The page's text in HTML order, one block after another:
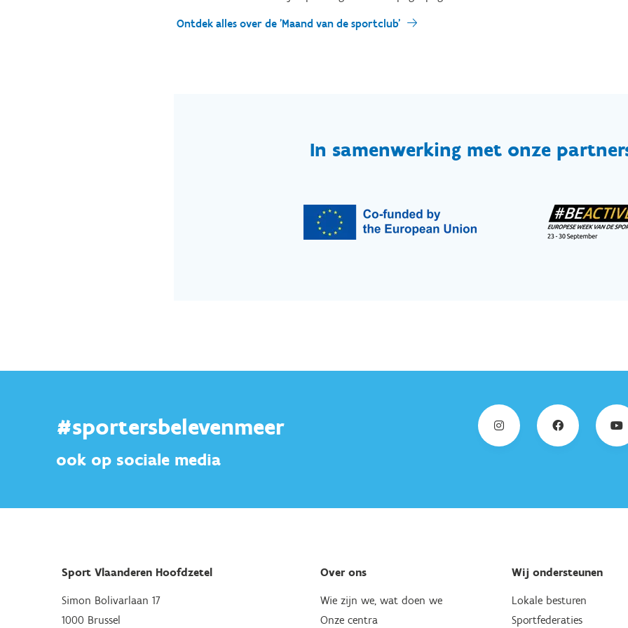
Ontdek alles over de 'Maand van de sportclub'
In samenwerking met onze
#sportersbelevenmeer
ook op sociale media
Sport Vlaanderen Hoofdzetel
Simon Bolivarlaan 17
1000 Brussel
Over ons
Wie zijn we, wat doen we
Onze centra
Wij ondersteunen
Lokale besturen
Sportfederaties